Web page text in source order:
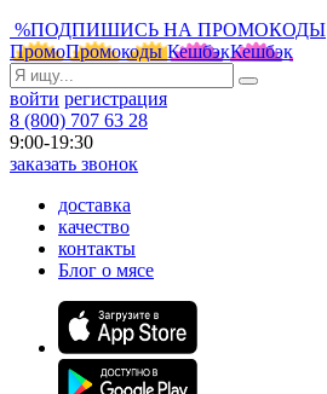
%ПОДПИШИСЬ НА ПРОМОКОДЫ
ПромоПромокоды КешбэкКешбэк
войти регистрация
8 (800) 707 63 28
9:00-19:30
заказать звонок
доставка
качество
контакты
Блог о мясе